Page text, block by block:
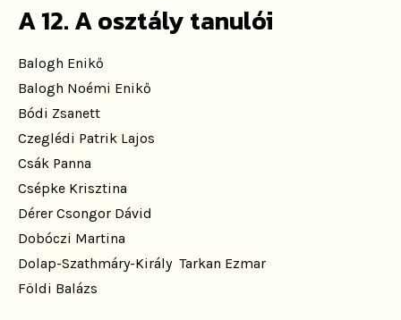
A 12. A osztály tanulói
Balogh Enikő
Balogh Noémi Enikő
Bódi Zsanett
Czeglédi Patrik Lajos
Csák Panna
Csépke Krisztina
Dérer Csongor Dávid
Dobóczi Martina
Dolap-Szathmáry-Király Tarkan Ezmar
Földi Balázs